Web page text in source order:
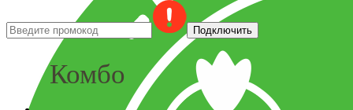
Подключить
Комбо